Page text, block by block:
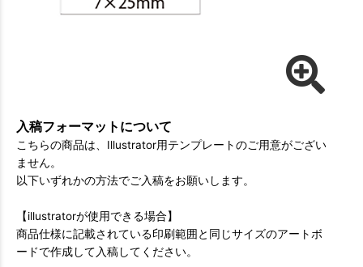
入稿フォーマットについて
こちらの商品は、Illustrator用テンプレートのご用意がござい
ません。
以下いずれかの方法でご入稿をお願いします。
【illustratorが使用できる場合】
商品仕様に記載されている印刷範囲と同じサイズのアートボ
ードで作成して入稿してください。